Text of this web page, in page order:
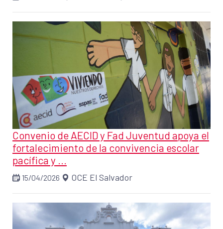
Convenio de AECID y Fad Juventud apoya el
fortalecimiento de la convivencia escolar
pacífica y ...
15/04/2026 OCE El Salvador